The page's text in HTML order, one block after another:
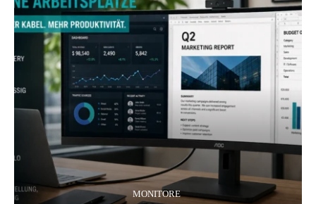
MONITORE